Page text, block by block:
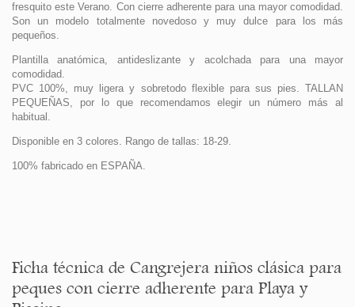
fresquito este Verano. Con cierre adherente para una mayor comodidad.
Son un modelo totalmente novedoso y muy dulce para los más
pequeños.
Plantilla anatómica, antideslizante y acolchada para una mayor
comodidad.
PVC 100%, muy ligera y sobretodo flexible para sus pies. TALLAN
PEQUEÑAS, por lo que recomendamos elegir un número más al
habitual.
Disponible en 3 colores. Rango de tallas: 18-29.
100% fabricado en ESPAÑA.
Ficha técnica de Cangrejera niños clásica para
peques con cierre adherente para Playa y